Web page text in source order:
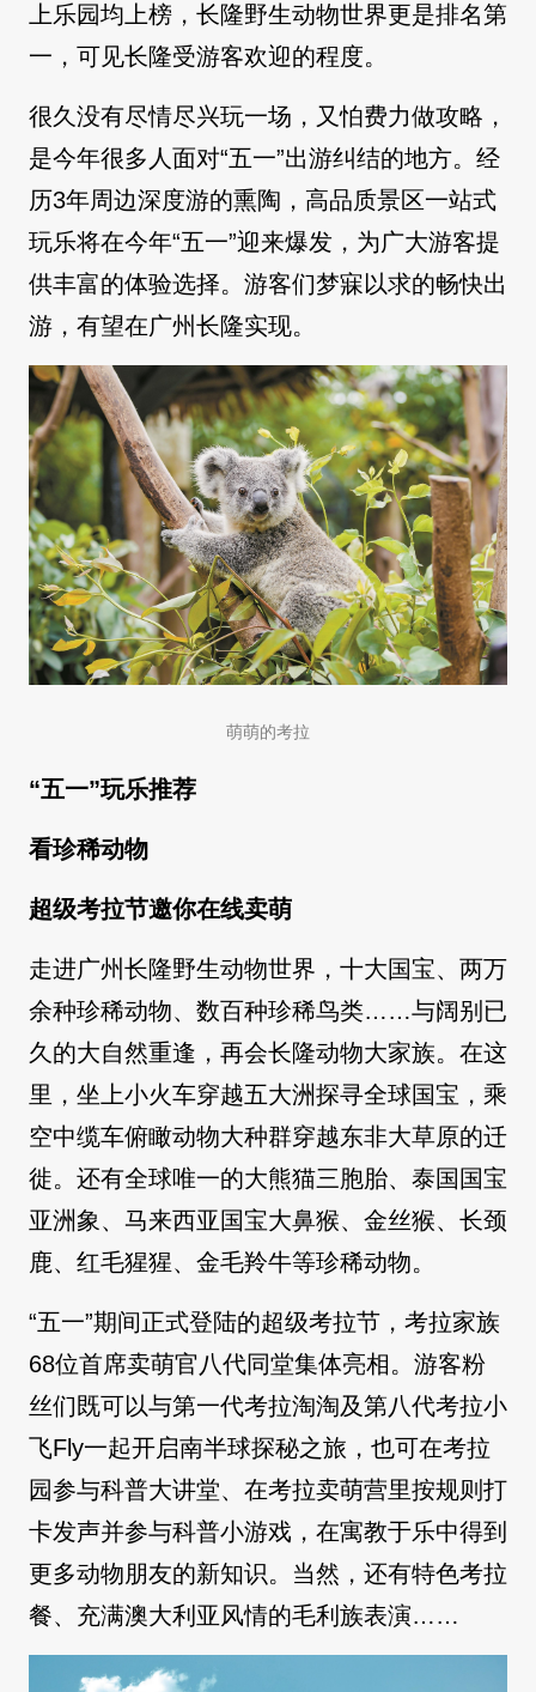
上乐园均上榜，长隆野生动物世界更是排名第
一，可见长隆受游客欢迎的程度。
很久没有尽情尽兴玩一场，又怕费力做攻略，
是今年很多人面对“五一”出游纠结的地方。经
历3年周边深度游的熏陶，高品质景区一站式
玩乐将在今年“五一”迎来爆发，为广大游客提
供丰富的体验选择。游客们梦寐以求的畅快出
游，有望在广州长隆实现。
萌萌的考拉
“五一”玩乐推荐
看珍稀动物
超级考拉节邀你在线卖萌
走进广州长隆野生动物世界，十大国宝、两万
余种珍稀动物、数百种珍稀鸟类……与阔别已
久的大自然重逢，再会长隆动物大家族。在这
里，坐上小火车穿越五大洲探寻全球国宝，乘
空中缆车俯瞰动物大种群穿越东非大草原的迁
徙。还有全球唯一的大熊猫三胞胎、泰国国宝
亚洲象、马来西亚国宝大鼻猴、金丝猴、长颈
鹿、红毛猩猩、金毛羚牛等珍稀动物。
“五一”期间正式登陆的超级考拉节，考拉家族
68位首席卖萌官八代同堂集体亮相。游客粉
丝们既可以与第一代考拉淘淘及第八代考拉小
飞Fly一起开启南半球探秘之旅，也可在考拉
园参与科普大讲堂、在考拉卖萌营里按规则打
卡发声并参与科普小游戏，在寓教于乐中得到
更多动物朋友的新知识。当然，还有特色考拉
餐、充满澳大利亚风情的毛利族表演……